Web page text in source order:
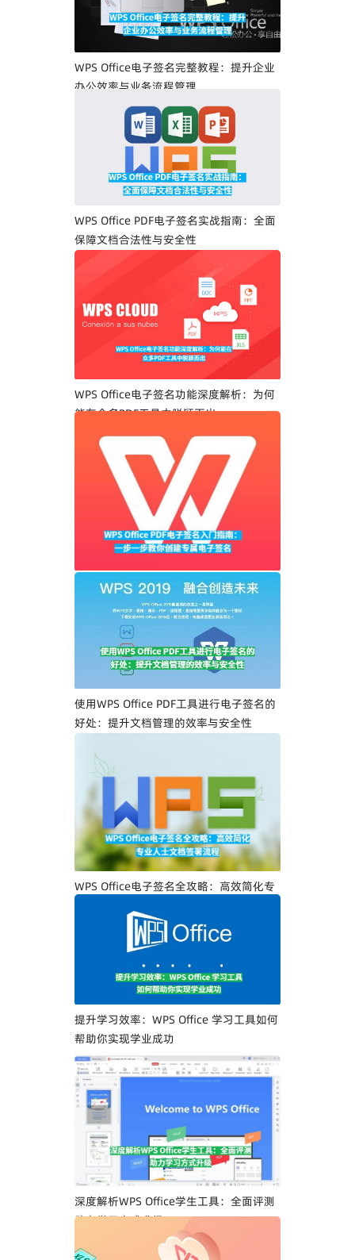
WPS Office电子签名完整教程：提升企业
办公效率与业务流程管理
WPS Office PDF电子签名实战指南：全面
保障文档合法性与安全性
WPS Office电子签名功能深度解析：为何
能在众多PDF工具中脱颖而出
WPS Office PDF电子签名入门指南：一步
一步教你创建专属电子签名
使用WPS Office PDF工具进行电子签名的
好处：提升文档管理的效率与安全性
WPS Office电子签名全攻略：高效简化专
提升学习效率：WPS Office 学习工具如何
帮助你实现学业成功
深度解析WPS Office学生工具：全面评测
助力学习方式升级